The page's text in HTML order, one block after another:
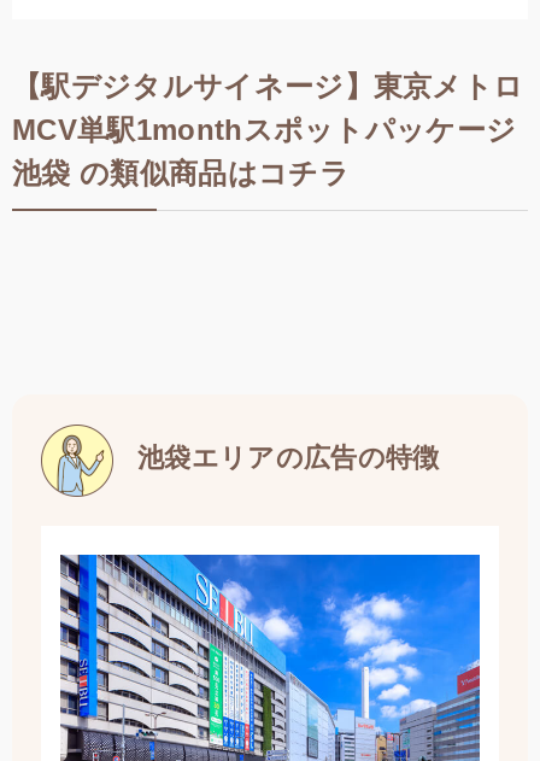
【駅デジタルサイネージ】東京メトロ
MCV単駅1monthスポットパッケージ
池袋 の類似商品はコチラ
池袋エリアの広告の特徴